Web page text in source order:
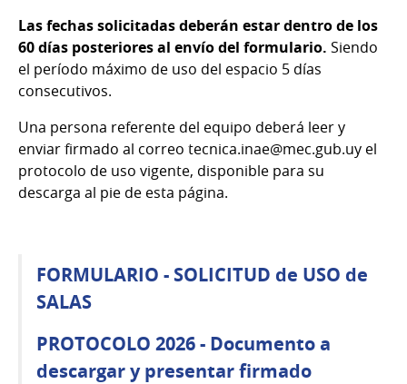
Las fechas solicitadas deberán estar dentro de los
60 días posteriores al envío del formulario. Siendo
el período máximo de uso del espacio 5 días
consecutivos.
Una persona referente del equipo deberá leer y
enviar firmado al correo tecnica.inae@mec.gub.uy el
protocolo de uso vigente, disponible para su
descarga al pie de esta página.
FORMULARIO - SOLICITUD de USO de
SALAS
PROTOCOLO 2026 - Documento a
descargar y presentar firmado